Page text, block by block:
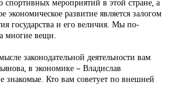
экономическое развитие является залогом
государства и его величия. Мы по-
многие вещи.
законодательной деятельности вам
в экономике – Владислав
знакомые. Кто вам советует по внешней